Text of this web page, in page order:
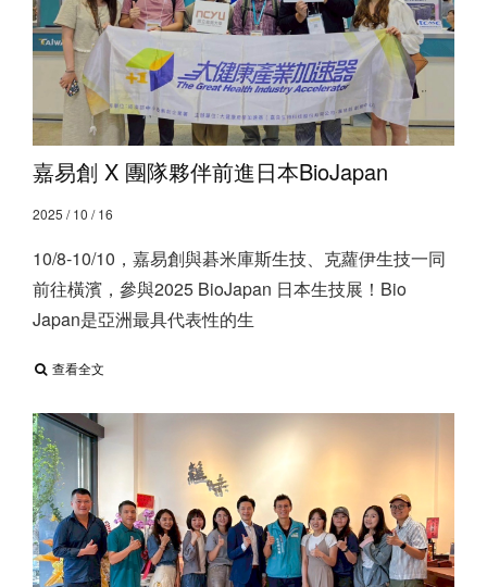
嘉易創 X 團隊夥伴前進日本BioJapan
2025 / 10 / 16
10/8-10/10，嘉易創與碁米庫斯生技、克蘿伊生技一同
前往橫濱，參與2025 BioJapan 日本生技展！ ​ Bio
Japan是亞洲最具代表性的生
查看全文